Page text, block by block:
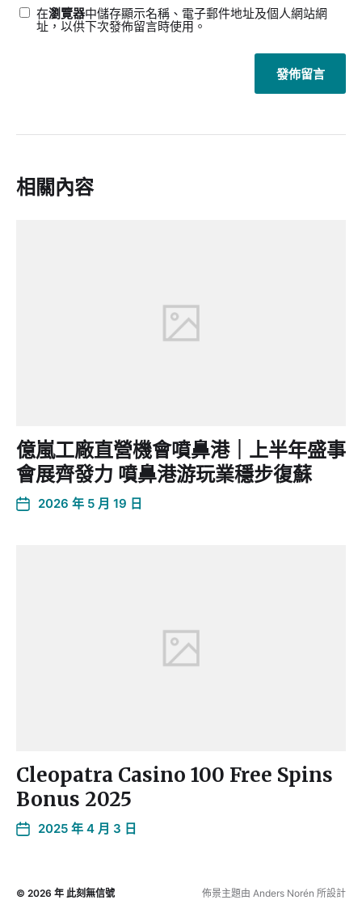
在瀏覽器中儲存顯示名稱、電子郵件地址及個人網站網
址，以供下次發佈留言時使用。
相關內容
億嵐工廠直營機會噴鼻港｜上半年盛事
會展齊發力 噴鼻港游玩業穩步復蘇
2026 年 5 月 19 日
Cleopatra Casino 100 Free Spins
Bonus 2025
2025 年 4 月 3 日
© 2026 年 此刻無信號 佈景主題由 Anders Norén 所設計